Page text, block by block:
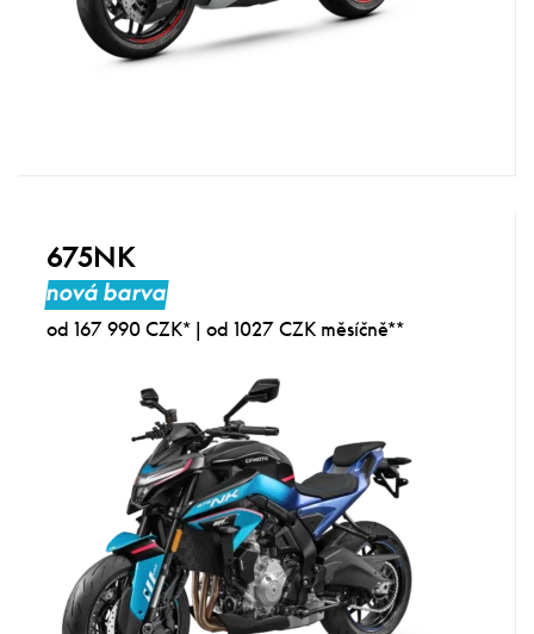
675NK
nová barva
od 167 990 CZK* | od 1027 CZK měsíčně**